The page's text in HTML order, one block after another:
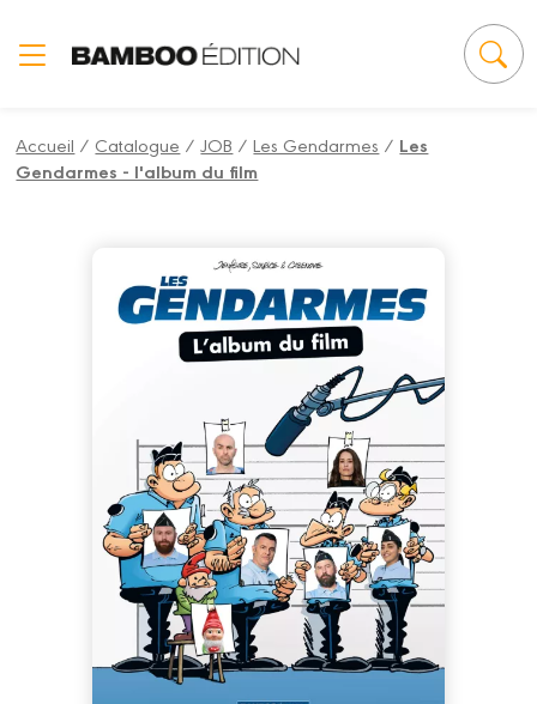
Accueil / Catalogue /JOB /Les Gendarmes / Les
Gendarmes - l'album du film